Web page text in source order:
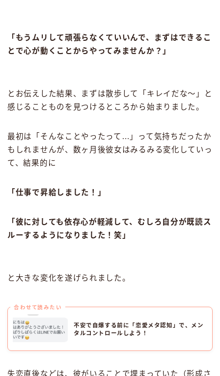
「もうムリして頑張らなくていいんで、まずはできるこ
とで心が動くことからやってみませんか？」
とお伝えした結果、まずは散歩して「キレイだな〜」と
感じることものを見つけるところから始まりました。
最初は「そんなことやったって…」って気持ちだったか
もしれませんが、数ヶ月後彼女はみるみる変化していっ
て、結果的に
「仕事で昇給しました！」
「彼に対しても依存心が軽減して、むしろ自分が既読ス
ルーするようになりました！笑」
と大きな変化を遂げられました。
合わせて読みたい
不安で自爆する前に「恋愛メタ認知」で、メン
タルコントロールしよう！
失恋直後などは、彼がいることで埋まっていた（形成さ